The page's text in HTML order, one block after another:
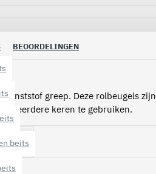
beits
BEOORDELINGEN
greep. Deze rolbeugels zijn
meerdere keren te gebruiken.